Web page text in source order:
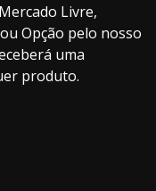
Livre,
Opção pelo nosso
uma
produto.